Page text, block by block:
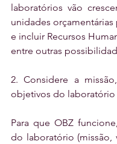
laboratórios vão
unidades
e incluir Recursos
entre outras
2. Considere a
objetivos do laboratório
Para que OBZ
do laboratório (missão,